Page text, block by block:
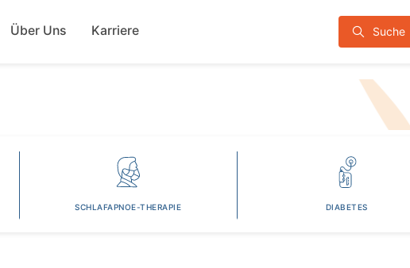
zum
Suche
Über Uns Karriere
SCHLAFAPNOE-THERAPIE DIABETES